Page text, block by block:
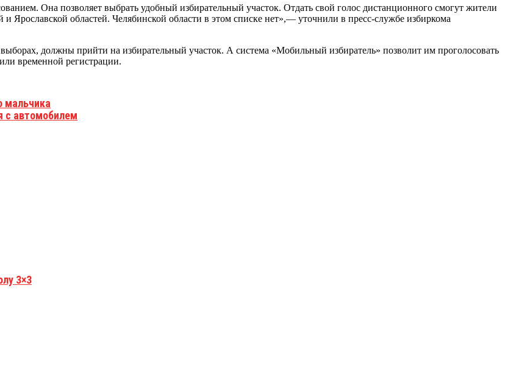
Она позволяет выбрать удобный избирательный участок. Отдать свой голос дистанционного смогут жители
областей. Челябинской области в этом списке нет»,— уточнили в пресс-службе избиркома
должны прийти на избирательный участок. А система «Мобильный избиратель» позволит им проголосовать
временной регистрации.
мальчика
с автомобилем
3×3